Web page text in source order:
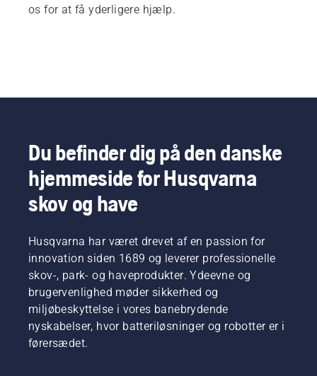
os for at få yderligere hjælp.
Du befinder dig på den danske
hjemmeside for Husqvarna
skov og have
Husqvarna har været drevet af en passion for
innovation siden 1689 og leverer professionelle
skov-, park- og haveprodukter. Ydeevne og
brugervenlighed møder sikkerhed og
miljøbeskyttelse i vores banebrydende
nyskabelser, hvor batteriløsninger og robotter er i
førersædet.